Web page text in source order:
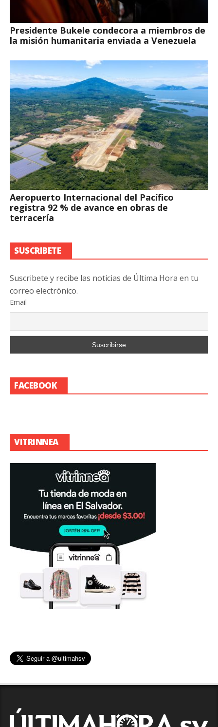
Presidente Bukele condecora a miembros de
la misión humanitaria enviada a Venezuela
Aeropuerto Internacional del Pacífico
registra 92 % de avance en obras de
terracería
SUSCRIBETE
Suscribete y recibe las noticias de Última Hora en tu
correo electrónico.
Email
FACEBOOK
VITRINNEA